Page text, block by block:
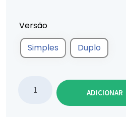
Versão
Simples
Duplo
Quantidade de Pedestal
ADICIONAR